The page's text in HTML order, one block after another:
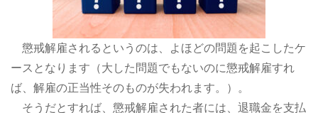
懲戒解雇されるというのは、よほどの問題を起こしたケ
ースとなります（大した問題でもないのに懲戒解雇すれ
ば、解雇の正当性そのものが失われます。）。
そうだとすれば、懲戒解雇された者には、退職金を支払